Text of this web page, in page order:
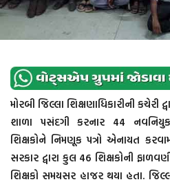
મોરબી જિલ્લા શિક્ષણાધિકારીની કચેરી
શાળા પસંદગી કરનાર 44
શિક્ષકોને નિમણૂક પત્રો એનાયત
સરકાર દ્વારા કુલ 46 શિક્ષકોની
શિક્ષકો સમયસર હાજર થયા હતા.